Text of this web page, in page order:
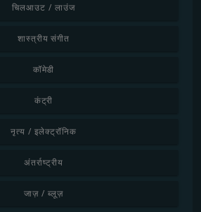
चिलआउट / लाउंज
शास्त्रीय संगीत
कॉमेडी
कंट्री
नृत्य / इलेक्ट्रॉनिक
अंतर्राष्ट्रीय
जाज़ / ब्लूज़